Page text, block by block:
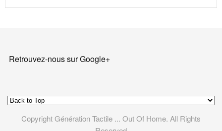
Retrouvez-nous sur Google+
Copyright Génération Tactile ... Out Of Home. All Rights